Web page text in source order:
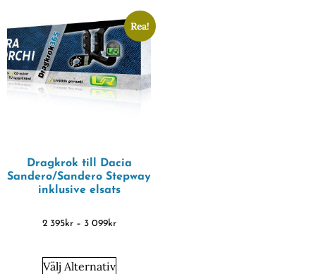
Rea!
Dragkrok till Dacia
Sandero/Sandero Stepway
inklusive elsats
2 395kr – 3 099kr
Välj Alternativ